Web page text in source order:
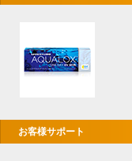
お客様サポート